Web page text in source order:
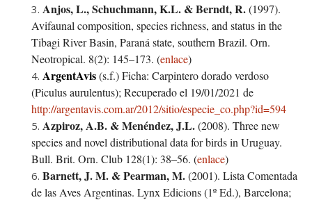
Anjos, L., Schuchmann, K.L. &Berndt, R.(1997).
Avifaunal composition, species richness, and status in the
Tibagi River Basin, Paraná state, southern Brazil. Orn.
Neotropical. 8(2): 145–173. (enlace)
ArgentAvis(s.f.) Ficha: Carpintero dorado verdoso
(Piculus aurulentus); Recuperado el 19/01/2021 de
http://argentavis.com.ar/2012/sitio/especie_co.php?id=594
Azpiroz, A.B. &Menéndez, J.L.(2008). Three new
species and novel distributional data for birds in Uruguay.
Bull. Brit. Orn. Club 128(1): 38–56. (enlace)
Barnett, J. M. & Pearman, M.(2001). Lista Comentada
de las Aves Argentinas. Lynx Edicions (1º Ed.), Barcelona;